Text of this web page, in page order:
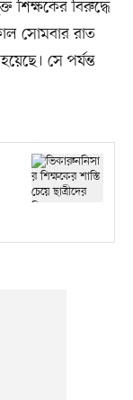
শিক্ষকের বিরুদ্ধে
সোমবার রাত
সে পর্যন্ত